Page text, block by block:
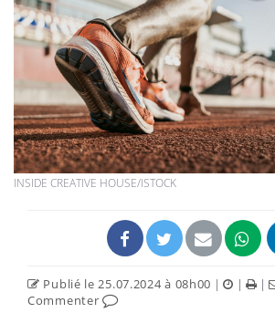
INSIDE CREATIVE HOUSE/ISTOCK
Publié le 25.07.2024 à 08h00 | | |
Commenter